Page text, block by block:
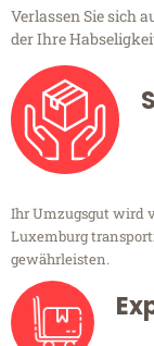
Verlassen Sie sich
der Ihre
Ihr Umzugsgut wird
Luxemburg
gewährleisten.